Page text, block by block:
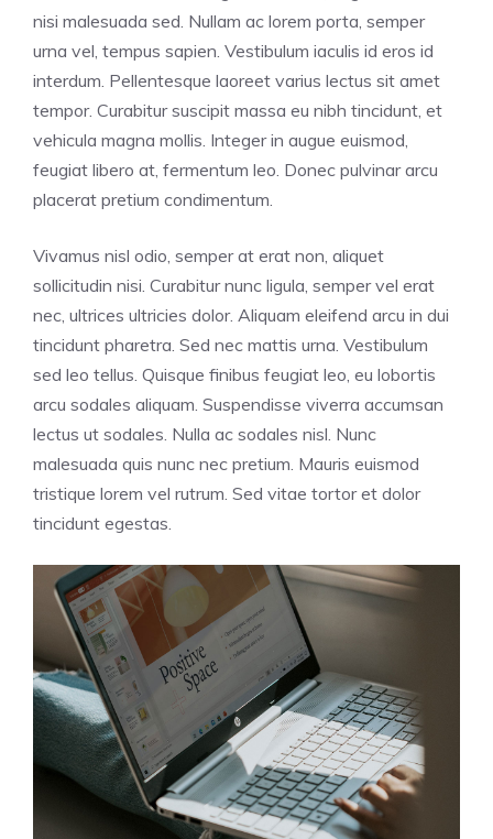
nisi malesuada sed. Nullam ac lorem porta, semper
urna vel, tempus sapien. Vestibulum iaculis id eros id
interdum. Pellentesque laoreet varius lectus sit amet
tempor. Curabitur suscipit massa eu nibh tincidunt, et
vehicula magna mollis. Integer in augue euismod,
feugiat libero at, fermentum leo. Donec pulvinar arcu
placerat pretium condimentum.
Vivamus nisl odio, semper at erat non, aliquet
sollicitudin nisi. Curabitur nunc ligula, semper vel erat
nec, ultrices ultricies dolor. Aliquam eleifend arcu in dui
tincidunt pharetra. Sed nec mattis urna. Vestibulum
sed leo tellus. Quisque finibus feugiat leo, eu lobortis
arcu sodales aliquam. Suspendisse viverra accumsan
lectus ut sodales. Nulla ac sodales nisl. Nunc
malesuada quis nunc nec pretium. Mauris euismod
tristique lorem vel rutrum. Sed vitae tortor et dolor
tincidunt egestas.